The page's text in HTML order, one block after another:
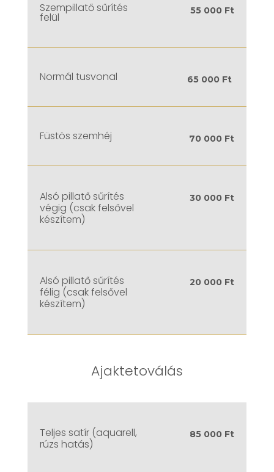
Szempillatő sűrítés
felül 55 000 Ft
Normál tusvonal 65 000 Ft
Füstös szemhéj 70 000 Ft
Alsó pillatő sűrítés
végig (csak felsővel
készítem)
30 000 Ft
Alsó pillatő sűrítés
félig (csak felsővel
készítem)
20 000 Ft
Ajaktetoválás
Teljes satír (aquarell,
rúzs hatás)
85 000 Ft